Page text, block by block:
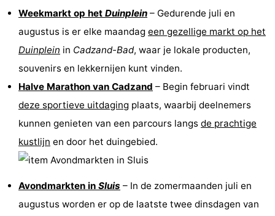
Weekmarkt op het Duinplein – Gedurende juli en
augustus is er elke maandag een gezellige markt op het
Duinplein in Cadzand-Bad, waar je lokale producten,
souvenirs en lekkernijen kunt vinden.
Halve Marathon van Cadzand – Begin februari vindt
deze sportieve uitdaging plaats, waarbij deelnemers
kunnen genieten van een parcours langs de prachtige
kustlijn en door het duingebied.
Avondmarkten in Sluis – In de zomermaanden juli en
augustus worden er op de laatste twee dinsdagen van